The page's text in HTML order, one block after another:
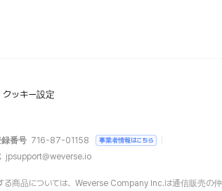
クッキー設定
番号 716-87-01158 事業者情報はこちら
jpsupport@weverse.io
る商品については、Weverse Company Inc.は通信販売の仲